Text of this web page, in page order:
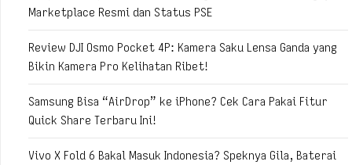
Marketplace Resmi dan Status PSE
Review DJI Osmo Pocket 4P: Kamera Saku Lensa Ganda yang
Bikin Kamera Pro Kelihatan Ribet!
Samsung Bisa “AirDrop” ke iPhone? Cek Cara Pakai Fitur
Quick Share Terbaru Ini!
Vivo X Fold 6 Bakal Masuk Indonesia? Speknya Gila, Baterai